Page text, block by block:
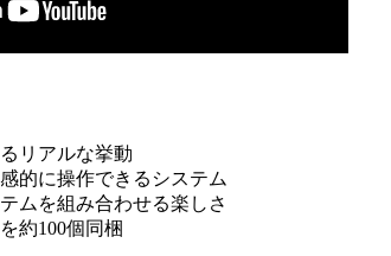
リアルな挙動
的に操作できるシステム
ムを組み合わせる楽しさ
約100個同梱